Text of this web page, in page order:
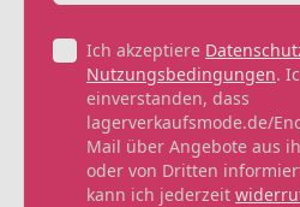
Ich akzeptiere
Nutzungsbedingungen.
einverstanden, dass
lagerverkaufsmode.de/
Mail über Angebote aus
oder von Dritten
kann ich jederzeit